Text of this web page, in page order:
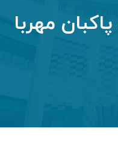
مهربا